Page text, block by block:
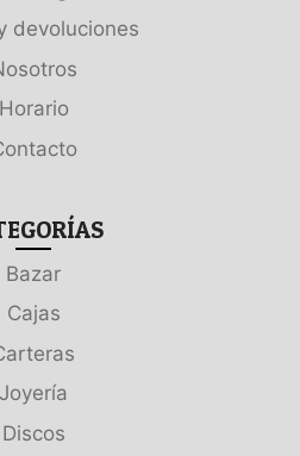
devoluciones
Horario
Bazar
Cajas
Joyería
Discos